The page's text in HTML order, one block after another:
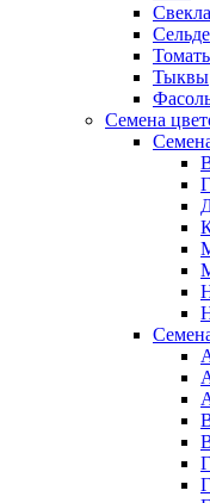
Свекла
Тыквы
Семена